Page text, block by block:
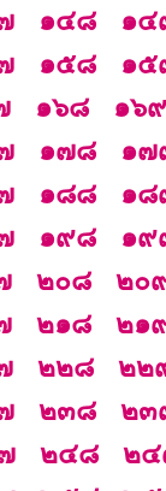
๑๔๘
๑๔
๑๕๘
๑๕
๑๖๘
๑๖๙
๑๗๘
๑๗
๑๘๘
๑๘
๑๙๘
๑๙
๒๐๘
๒๐
๒๑๘
๒๑
๒๒๘
๒๒
๒๓๘
๒๓
๒๔๘
๒